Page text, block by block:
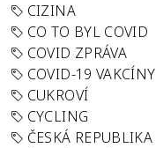
CIZINA
CO TO BYL COVID
COVID ZPRÁVA
COVID-19 VAKCÍNY
CUKROVÍ
CYCLING
ČESKÁ REPUBLIKA